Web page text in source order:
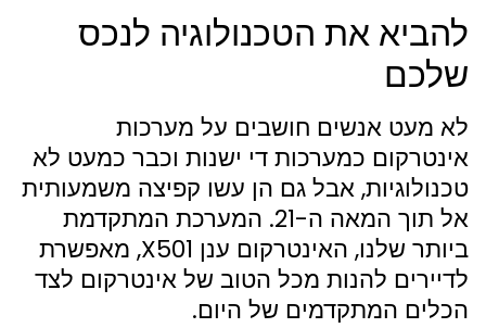
להביא את הטכנולוגיה לנכס
שלכם
לא מעט אנשים חושבים על מערכות
אינטרקום כמערכות די ישנות וכבר כמעט לא
טכנולוגיות, אבל גם הן עשו קפיצה משמעותית
אל תוך המאה ה-21. המערכת המתקדמת
ביותר שלנו, האינטרקום ענן X501, מאפשרת
לדיירים להנות מכל הטוב של אינטרקום לצד
הכלים המתקדמים של היום.